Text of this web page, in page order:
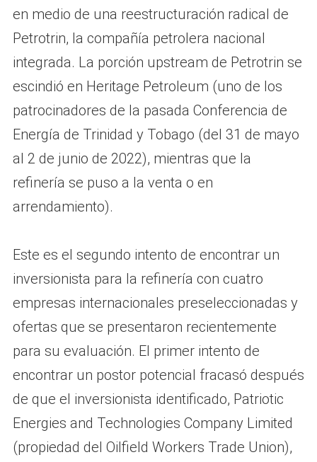
en medio de una reestructuración radical de
Petrotrin, la compañía petrolera nacional
integrada. La porción upstream de Petrotrin se
escindió en Heritage Petroleum (uno de los
patrocinadores de la pasada Conferencia de
Energía de Trinidad y Tobago (del 31 de mayo
al 2 de junio de 2022), mientras que la
refinería se puso a la venta o en
arrendamiento).
Este es el segundo intento de encontrar un
inversionista para la refinería con cuatro
empresas internacionales preseleccionadas y
ofertas que se presentaron recientemente
para su evaluación. El primer intento de
encontrar un postor potencial fracasó después
de que el inversionista identificado, Patriotic
Energies and Technologies Company Limited
(propiedad del Oilfield Workers Trade Union),